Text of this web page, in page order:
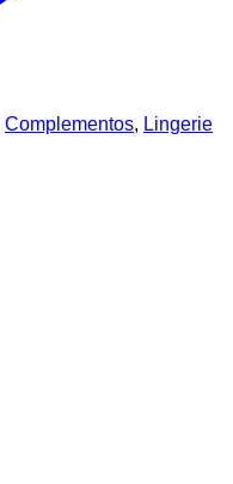
Complementos, Lingerie